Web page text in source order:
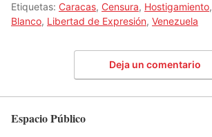
Etiquetas: Caracas, Censura, Hostigamiento,
Blanco, Libertad de Expresión, Venezuela
Deja un comentario
Espacio Público